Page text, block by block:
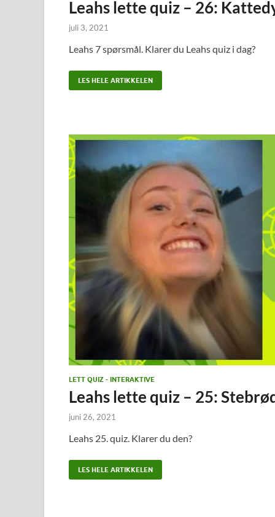
Leahs lette quiz – 26:
juli 3, 2021
Leahs 7 spørsmål. Klarer du Leahs quiz i dag?
LES HELE ARTIKKELEN
LETT QUIZ - INTERAKTIVE
Leahs lette quiz – 25:
juni 26, 2021
Leahs 25. quiz. Klarer du den?
LES HELE ARTIKKELEN